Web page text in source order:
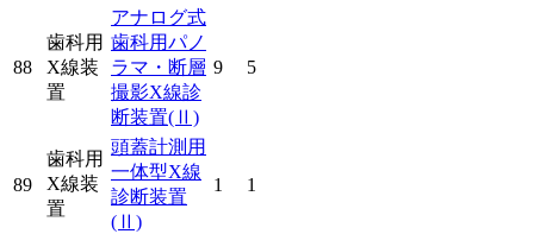
88
歯科用
X線装
置
アナログ式
歯科用パノ
ラマ・断層
撮影X線診
断装置(Ⅱ)
9 5
89
歯科用
X線装
置
頭蓋計測用
一体型X線
診断装置
(Ⅱ)
1 1